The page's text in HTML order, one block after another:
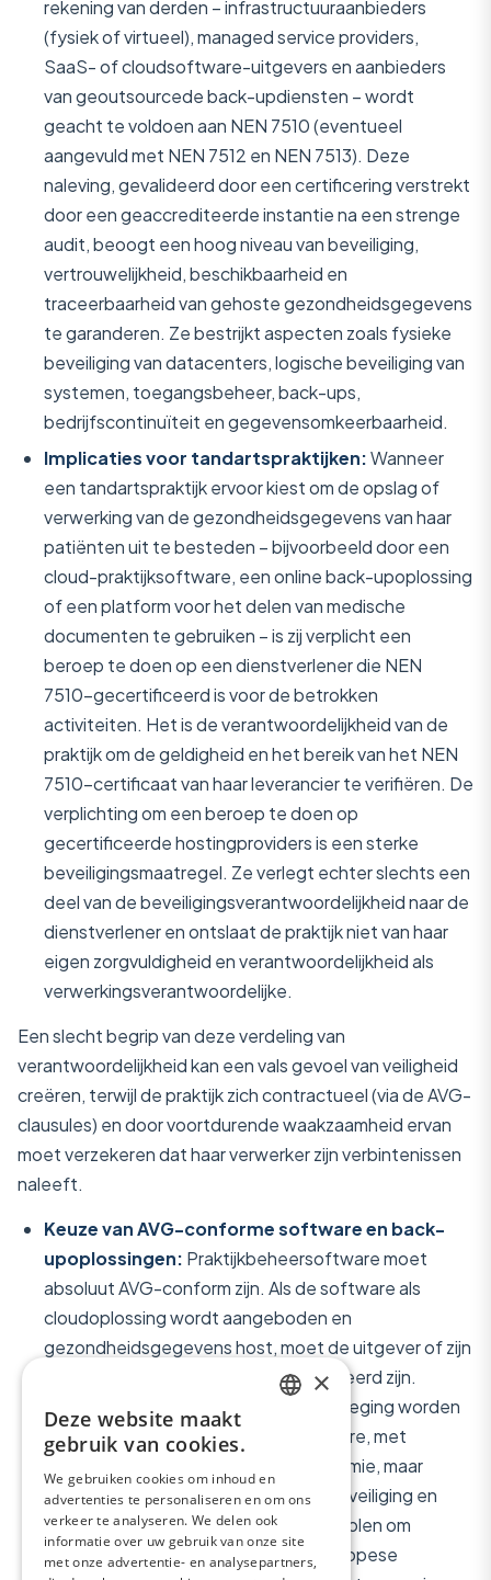
rekening van derden – infrastructuuraanbieders
(fysiek of virtueel), managed service providers,
SaaS- of cloudsoftware-uitgevers en aanbieders
van geoutsourcede back-updiensten – wordt
geacht te voldoen aan NEN 7510 (eventueel
aangevuld met NEN 7512 en NEN 7513). Deze
naleving, gevalideerd door een certificering verstrekt
door een geaccrediteerde instantie na een strenge
audit, beoogt een hoog niveau van beveiliging,
vertrouwelijkheid, beschikbaarheid en
traceerbaarheid van gehoste gezondheidsgegevens
te garanderen. Ze bestrijkt aspecten zoals fysieke
beveiliging van datacenters, logische beveiliging van
systemen, toegangsbeheer, back-ups,
bedrijfscontinuïteit en gegevensomkeerbaarheid.
Implicaties voor tandartspraktijken:Wanneer
een tandartspraktijk ervoor kiest om de opslag of
verwerking van de gezondheidsgegevens van haar
patiënten uit te besteden – bijvoorbeeld door een
cloud-praktijksoftware, een online back-upoplossing
of een platform voor het delen van medische
documenten te gebruiken – is zij verplicht een
beroep te doen op een dienstverlener die NEN
7510-gecertificeerd is voor de betrokken
activiteiten. Het is de verantwoordelijkheid van de
praktijk om de geldigheid en het bereik van het NEN
7510-certificaat van haar leverancier te verifiëren. De
verplichting om een beroep te doen op
gecertificeerde hostingproviders is een sterke
beveiligingsmaatregel. Ze verlegt echter slechts een
deel van de beveiligingsverantwoordelijkheid naar de
dienstverlener en ontslaat de praktijk niet van haar
eigen zorgvuldigheid en verantwoordelijkheid als
verwerkingsverantwoordelijke.
Een slecht begrip van deze verdeling van
verantwoordelijkheid kan een vals gevoel van veiligheid
creëren, terwijl de praktijk zich contractueel (via de AVG-
clausules) en door voortdurende waakzaamheid ervan
moet verzekeren dat haar verwerker zijn verbintenissen
naleeft.
Keuze van AVG-conforme software en back-
upoplossingen: Praktijkbeheersoftware moet
absoluut AVG-conform zijn. Als de software als
cloudoplossing wordt aangeboden en
gezondheidsgegevens host, moet de uitgever of zijn
hostingprovider NEN 7510-gecertificeerd zijn.
Verschillende criteria moeten in overweging worden
genomen bij de keuze van een software, met
inbegrip van functionaliteiten, ergonomie, maar
vooral garanties op het gebied van beveiliging en
conformiteit. Het wordt sterk aanbevolen om
gezondheidsgegevens binnen de Europese
SPANISH
ITALIAN
GERMAN
×
Deze website maakt
gebruik van cookies.
We gebruiken cookies om inhoud en
advertenties te personaliseren en om ons
verkeer te analyseren. We delen ook
informatie over uw gebruik van onze site
met onze advertentie- en analysepartners,